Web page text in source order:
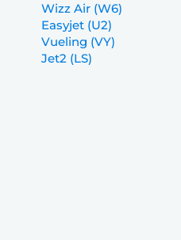
Wizz Air (W6)
Easyjet (U2)
Vueling (VY)
Jet2 (LS)